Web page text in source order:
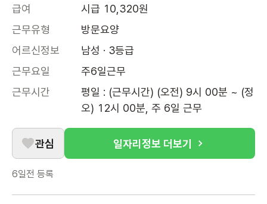
급여
시급 10,320원
근무유형
방문요양
어르신정보
남성 · 3등급
근무요일
주6일근무
근무시간
평일 : (근무시간) (오전) 9시 00분 ~ (정
오) 12시 00분, 주 6일 근무
관심 일자리정보 더보기
6일전 등록